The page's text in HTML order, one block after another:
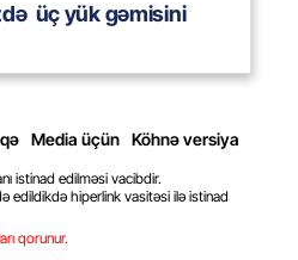
üç yük gəmisini
Media üçün Köhnə versiya
istinad edilməsi vacibdir.
edildikdə hiperlink vasitəsi ilə istinad
qorunur.